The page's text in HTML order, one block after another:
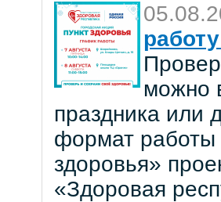
можно
праздника или
формат работы
здоровья»
«Здоровая